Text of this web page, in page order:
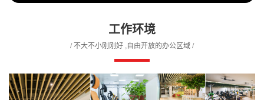
工作环境
/ 不大不小刚刚好 ,自由开放的办公区域 /